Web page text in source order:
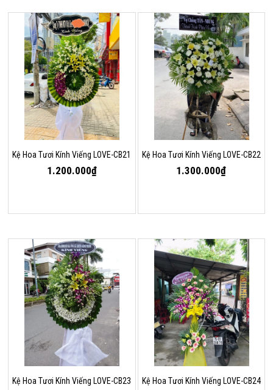
Kệ Hoa Tươi Kính Viếng LOVE-CB21
1.200.000₫
Kệ Hoa Tươi Kính Viếng LOVE-CB22
1.300.000₫
Kệ Hoa Tươi Kính Viếng LOVE-CB23 Kệ Hoa Tươi Kính Viếng LOVE-CB24